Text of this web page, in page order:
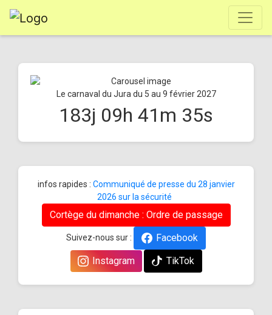
Le carnaval du Jura du 5 au 9 février 2027
183j 09h 41 m 35s
infos rapides : Communiqué de presse du 28 janvier
2026 sur la sécurité
Cortège du dimanche : Ordre de passage
Suivez-nous sur :
Facebook
Instagram
TikTok